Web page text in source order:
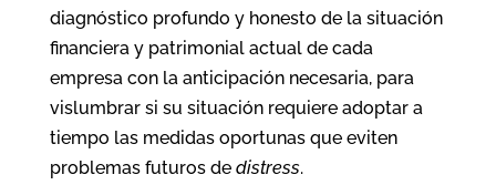
diagnóstico profundo y honesto de la situación
financiera y patrimonial actual de cada
empresa con la anticipación necesaria, para
vislumbrar si su situación requiere adoptar a
tiempo las medidas oportunas que eviten
problemas futuros de distress.